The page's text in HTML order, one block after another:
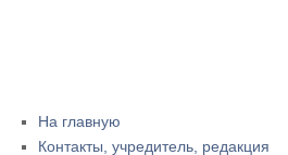
На главную
Контакты, учредитель, редакция